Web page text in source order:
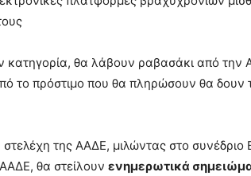
κατηγορία, θα λάβουν ραβασάκι από
το πρόστιμο που θα πληρώσουν θα δουν
της ΑΑΔΕ, μιλώντας στο συνέδριο
θα στείλουν ενημερωτικά